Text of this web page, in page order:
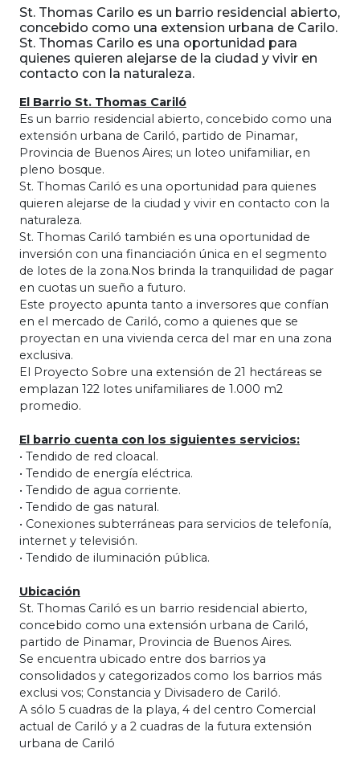
St. Thomas Carilo es un barrio residencial abierto,
concebido como una extension urbana de Carilo.
St. Thomas Carilo es una oportunidad para
quienes quieren alejarse de la ciudad y vivir en
contacto con la naturaleza.
El Barrio St. Thomas Cariló
Es un barrio residencial abierto, concebido como una
extensión urbana de Cariló, partido de Pinamar,
Provincia de Buenos Aires; un loteo unifamiliar, en
pleno bosque.
St. Thomas Cariló es una oportunidad para quienes
quieren alejarse de la ciudad y vivir en contacto con la
naturaleza.
St. Thomas Cariló también es una oportunidad de
inversión con una financiación única en el segmento
de lotes de la zona.Nos brinda la tranquilidad de pagar
en cuotas un sueño a futuro.
Este proyecto apunta tanto a inversores que confían
en el mercado de Cariló, como a quienes que se
proyectan en una vivienda cerca del mar en una zona
exclusiva.
El Proyecto Sobre una extensión de 21 hectáreas se
emplazan 122 lotes unifamiliares de 1.000 m2
promedio.
El barrio cuenta con los siguientes servicios:
• Tendido de red cloacal.
• Tendido de energía eléctrica.
• Tendido de agua corriente.
• Tendido de gas natural.
• Conexiones subterráneas para servicios de telefonía,
internet y televisión.
• Tendido de iluminación pública.
Ubicación
St. Thomas Cariló es un barrio residencial abierto,
concebido como una extensión urbana de Cariló,
partido de Pinamar, Provincia de Buenos Aires.
Se encuentra ubicado entre dos barrios ya
consolidados y categorizados como los barrios más
exclusi vos; Constancia y Divisadero de Cariló.
A sólo 5 cuadras de la playa, 4 del centro Comercial
actual de Cariló y a 2 cuadras de la futura extensión
urbana de Cariló